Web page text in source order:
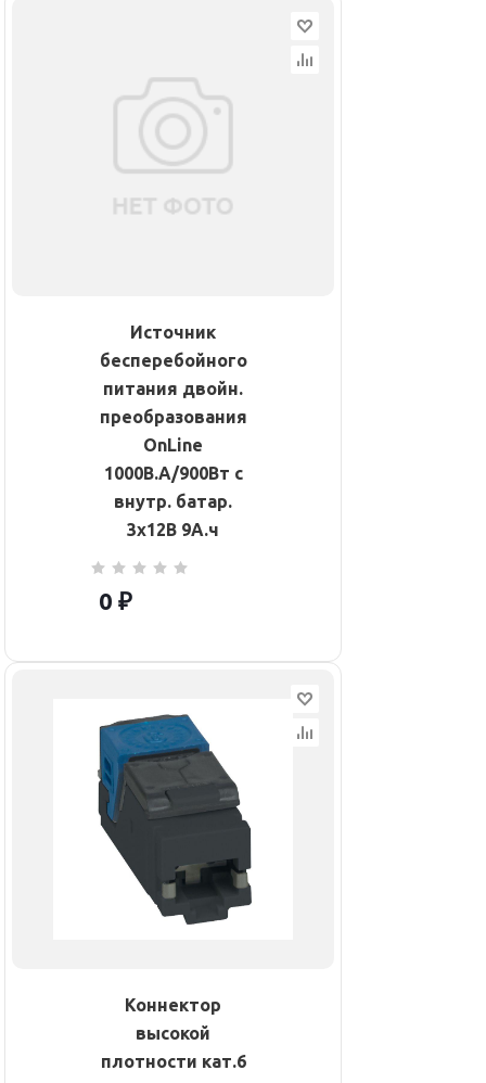
Источник
бесперебойного
питания двойн.
преобразования
OnLine
1000В.А/900Вт с
внутр. батар.
3х12В 9А.ч
0 ₽
Коннектор
высокой
плотности кат.6